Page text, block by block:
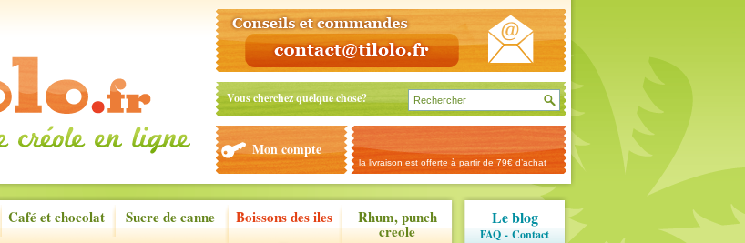
Vous cherchez quelque chose?
la livraison est offerte à partir de 79€ d’achat
Mon compte
Café et chocolat Sucre de canne Boissons des iles Rhum, punch
creole
Le blog
FAQ - Contact